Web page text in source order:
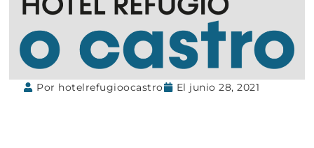
Por hotelrefugioocastro El junio 28, 2021